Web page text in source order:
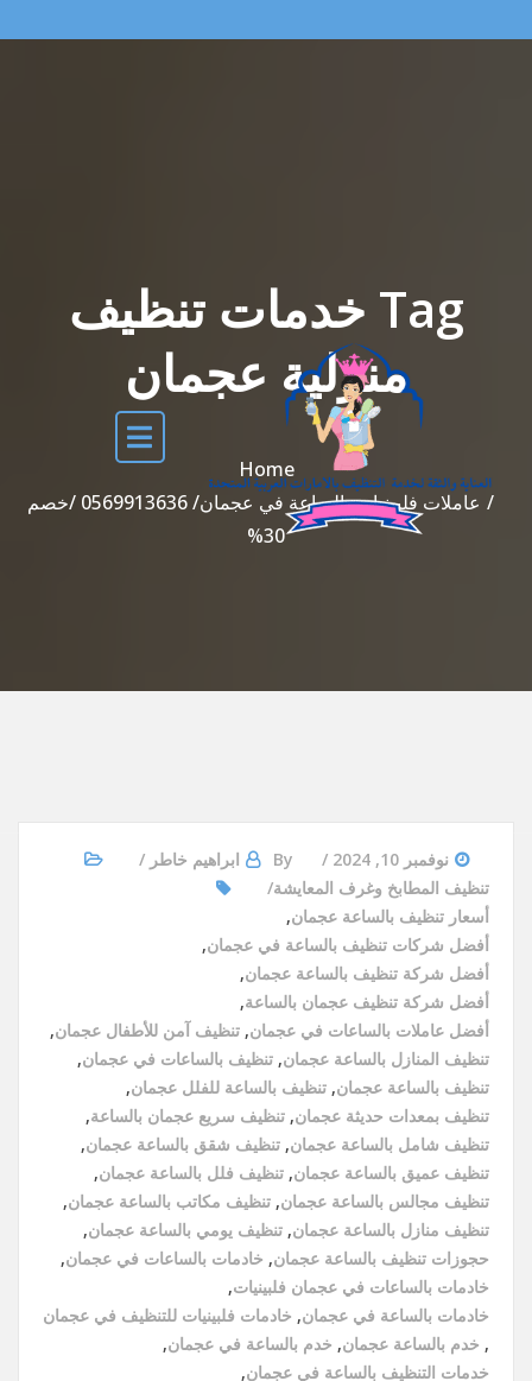
Tag خدمات تنظيف
منزلية عجمان
Home
عاملات فلبينيات بالساعة في عجمان/ 0569913636 /خصم
30%
نوفمبر 10, 2024 By
ابراهيم خاطر
تنظيف المطابخ وغرف المعايشة
أسعار تنظيف بالساعة عجمان,
أفضل شركات تنظيف بالساعة في عجمان,
أفضل شركة تنظيف بالساعة عجمان,
أفضل شركة تنظيف عجمان بالساعة,
أفضل عاملات بالساعات في عجمان, تنظيف آمن للأطفال عجمان,
تنظيف المنازل بالساعة عجمان, تنظيف بالساعات في عجمان,
تنظيف بالساعة عجمان, تنظيف بالساعة للفلل عجمان,
تنظيف بمعدات حديثة عجمان, تنظيف سريع عجمان بالساعة,
تنظيف شامل بالساعة عجمان, تنظيف شقق بالساعة عجمان,
تنظيف عميق بالساعة عجمان, تنظيف فلل بالساعة عجمان,
تنظيف مجالس بالساعة عجمان, تنظيف مكاتب بالساعة عجمان,
تنظيف منازل بالساعة عجمان, تنظيف يومي بالساعة عجمان,
حجوزات تنظيف بالساعة عجمان, خادمات بالساعات في عجمان,
خادمات بالساعات في عجمان فلبينيات,
خادمات بالساعة في عجمان, خادمات فلبينيات للتنظيف في عجمان
, خدم بالساعة عجمان, خدم بالساعة في عجمان,
خدمات التنظيف بالساعة في عجمان,